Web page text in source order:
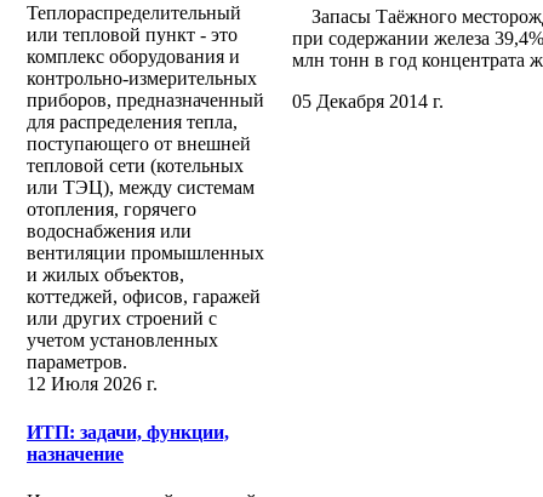
Теплораспределительный
или тепловой пункт - это
комплекс оборудования и
контрольно-измерительных
приборов, предназначенный
для распределения тепла,
поступающего от внешней
тепловой сети (котельных
или ТЭЦ), между системам
отопления, горячего
водоснабжения или
вентиляции промышленных
и жилых объектов,
коттеджей, офисов, гаражей
или других строений с
учетом установленных
параметров.
12 Июля 2026 г.
ИТП: задачи, функции,
назначение
Запасы Таёжного
при содержании железа
млн тонн в год концентрата
05 Декабря 2014 г.